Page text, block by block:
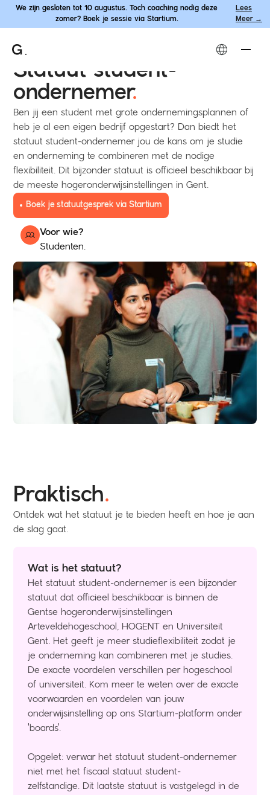
We zijn gesloten tot 10 augustus. Toch coaching nodig deze
zomer? Boek je sessie via Startium.
Lees
Meer →
Je bent hier:Aanbod
Statuut student-
ondernemer.
Ben jij een student met grote ondernemingsplannen of
heb je al een eigen bedrijf opgestart? Dan biedt het
statuut student-ondernemer jou de kans om je studie
en onderneming te combineren met de nodige
flexibiliteit. Dit bijzonder statuut is officieel beschikbaar bij
de meeste hogeronderwijsinstellingen in Gent.
Boek je statuutgesprek via Startium
Voor wie?
Studenten.
Praktisch.
Ontdek wat het statuut je te bieden heeft en hoe je aan
de slag gaat.
Wat is het statuut?
Het statuut student-ondernemer is een bijzonder
statuut dat officieel beschikbaar is binnen de
Gentse hogeronderwijsinstellingen
Arteveldehogeschool, HOGENT en Universiteit
Gent. Het geeft je meer studieflexibiliteit zodat je
je onderneming kan combineren met je studies.
De exacte voordelen verschillen per hogeschool
of universiteit. Kom meer te weten over de exacte
voorwaarden en voordelen van jouw
onderwijsinstelling op ons Startium-platform onder
'boards'.
Opgelet: verwar het statuut student-ondernemer
niet met het fiscaal statuut student-
zelfstandige. Dit laatste statuut is vastgelegd in de